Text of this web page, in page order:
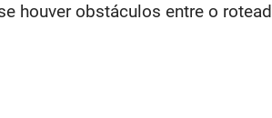
houver obstáculos entre o